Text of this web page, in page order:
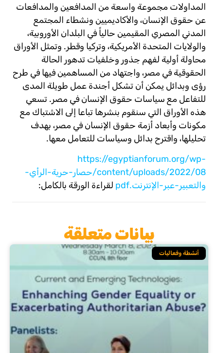
المداولات مجموعة واسعة من المدافعين والمدافعات
عن حقوق الإنسان، والأكاديميين ونشطاء المجتمع
المدني المصري المقيمين حالياً في البلدان الأوروبية،
والولايات المتحدة الأمريكية، وتركيا وقطر. وتمثل الأوراق
محاولة أولية لفهم جذور وخلفيات تدهور الحالة
الحقوقية في مصر، واجتهاد من المساهمين فيها في طرح
رؤى وبدائل يمكن أن تشكل أجندة عمل طويلة المدى
للتفاعل مع سياسات حقوق الإنسان في مصر. تسعي
هذه الأوراق التي سنقوم بنشرها تباعا إلى الاشتباك مع
مكونات وأبعاد أزمة حقوق الإنسان في مصر، بهدف
تحليلها، واقترح بدائل وسياسات للتعامل معها.
https://egyptianforum.org/wp-
content/uploads/2022/08/حصار-حرية-الرأي-
والتعبير-عبر-الإنترنت.pdf
لقراءة الورقة بالكامل:
بيانات متعلقة
أنشطة وفعاليات